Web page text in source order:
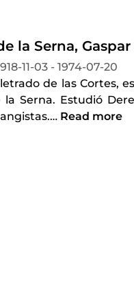
la Serna, Gaspar
11-03 - 1974-07-20
de las Cortes,
la Serna. Estudió
… Read more